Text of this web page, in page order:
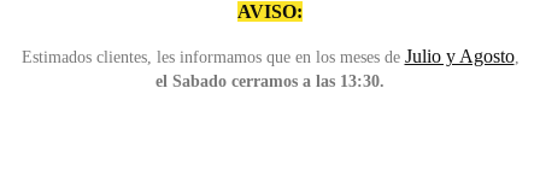
AVISO:
Estimados clientes, les informamos que en los meses de Julio y Agosto,
el Sabado cerramos a las 13:30.